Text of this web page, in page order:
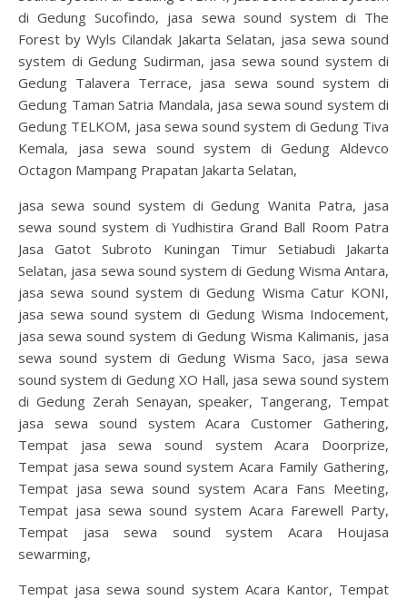
di Gedung Sucofindo, jasa sewa sound system di The
Forest by Wyls Cilandak Jakarta Selatan, jasa sewa sound
system di Gedung Sudirman, jasa sewa sound system di
Gedung Talavera Terrace, jasa sewa sound system di
Gedung Taman Satria Mandala, jasa sewa sound system di
Gedung TELKOM, jasa sewa sound system di Gedung Tiva
Kemala, jasa sewa sound system di Gedung Aldevco
Octagon Mampang Prapatan Jakarta Selatan,
jasa sewa sound system di Gedung Wanita Patra, jasa
sewa sound system di Yudhistira Grand Ball Room Patra
Jasa Gatot Subroto Kuningan Timur Setiabudi Jakarta
Selatan, jasa sewa sound system di Gedung Wisma Antara,
jasa sewa sound system di Gedung Wisma Catur KONI,
jasa sewa sound system di Gedung Wisma Indocement,
jasa sewa sound system di Gedung Wisma Kalimanis, jasa
sewa sound system di Gedung Wisma Saco, jasa sewa
sound system di Gedung XO Hall, jasa sewa sound system
di Gedung Zerah Senayan, speaker, Tangerang, Tempat
jasa sewa sound system Acara Customer Gathering,
Tempat jasa sewa sound system Acara Doorprize,
Tempat jasa sewa sound system Acara Family Gathering,
Tempat jasa sewa sound system Acara Fans Meeting,
Tempat jasa sewa sound system Acara Farewell Party,
Tempat jasa sewa sound system Acara Houjasa
sewarming,
Tempat jasa sewa sound system Acara Kantor, Tempat